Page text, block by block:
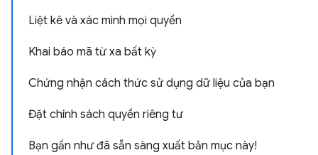
Liệt kê và xác minh mọi quyền
Khai báo mã từ xa bất kỳ
Chứng nhận cách thức sử dụng dữ liệu của bạn
Đặt chính sách quyền riêng tư
Bạn gần như đã sẵn sàng xuất bản mục này!